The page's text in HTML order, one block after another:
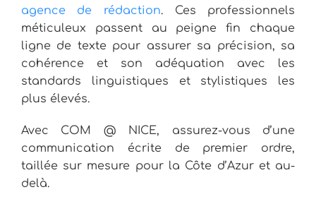
agence de rédaction. Ces professionnels
méticuleux passent au peigne fin chaque
ligne de texte pour assurer sa précision, sa
cohérence et son adéquation avec les
standards linguistiques et stylistiques les
plus élevés.
Avec COM @ NICE, assurez-vous d’une
communication écrite de premier ordre,
taillée sur mesure pour la Côte d’Azur et au-
delà.